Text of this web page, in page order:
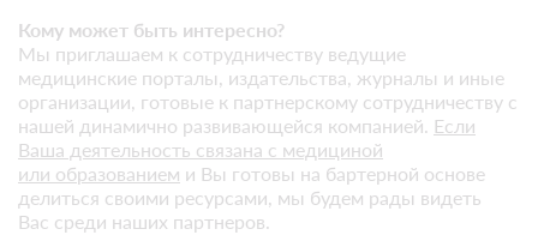
Кому может быть интересно?
Мы приглашаем к сотрудничеству ведущие
медицинские порталы, издательства, журналы и иные
организации, готовые к партнерскому сотрудничеству с
нашей динамично развивающейся компанией. Если
Ваша деятельность связана с медициной
или образованием и Вы готовы на бартерной основе
делиться своими ресурсами, мы будем рады видеть
Вас среди наших партнеров.